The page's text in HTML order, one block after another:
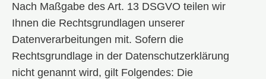
Nach Maßgabe des Art. 13 DSGVO teilen wir
Ihnen die Rechtsgrundlagen unserer
Datenverarbeitungen mit. Sofern die
Rechtsgrundlage in der Datenschutzerklärung
nicht genannt wird, gilt Folgendes: Die